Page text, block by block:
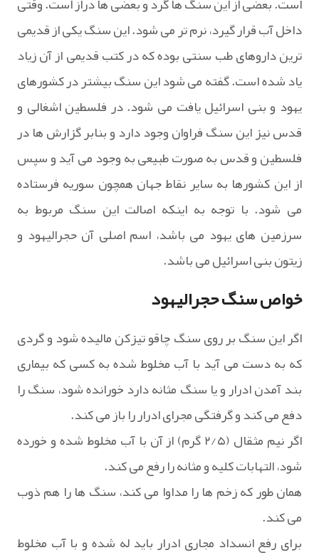
داخل آب قرار گیرد، نرم تر می شود. این سنگ یکی از قدیمی
ترین داروهای طب سنتی بوده که در کتب قدیمی از آن زیاد
یاد شده است. گفته می شود این سنگ بیشتر در کشورهای
یهود و بنی اسرائیل یافت می شود. در فلسطین اشغالی و
قدس نیز این سنگ فراوان وجود دارد و بنابر گزارش ها در
فلسطین و قدس به صورت طبیعی به وجود می آید و سپس
از این کشورها به سایر نقاط جهان همچون سوریه فرستاده
می شود. با توجه به اینکه اصالت این سنگ مربوط به
سرزمین های یهود می باشد، اسم اصلی آن حجرالیهود و
زیتون بنی اسرائیل می باشد.
خواص سنگ حجرالیهود
اگر این سنگ بر روی سنگ چاقو تیزکن مالیده شود و گردی
که به دست می آید با آب مخلوط شده به کسی که بیماری
بند آمدن ادرار و یا سنگ مثانه دارد خورانده شود، سنگ را
دفع می کند و گرفتگی مجرای ادرار را باز می کند.
اگر نیم مثقال (۲/۵ گرم) از آن با آب مخلوط شده و خورده
شود، التهابات کلیه و مثانه را رفع می کند.
همان طور که زخم ها را مداوا می کند، سنگ ها را هم ذوب
می کند.
برای رفع انسداد مجاری ادرار باید له شده و با آب مخلوط